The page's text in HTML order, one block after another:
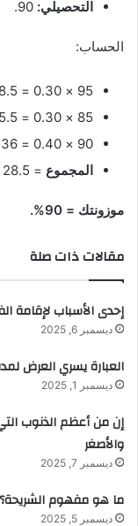
التحصيلي:
الحساب:
95 × 0.30 = 28.5.
85 × 0.30 = 25.5.
90 × 0.40 = 36.
المجموع = 28.5 + 25.5 + 36 = 90.
موزونتك = 90%.
مقالات ذات صلة
إحدى الأسباب لإقامة
ديسمبر 6, 2025
العبارة يسري العرض
ديسمبر 1, 2025
إن من أعظم الذنوب
والأصغر
ديسمبر 7, 2025
ما هو مفهوم الشريحة؟
ديسمبر 5, 2025